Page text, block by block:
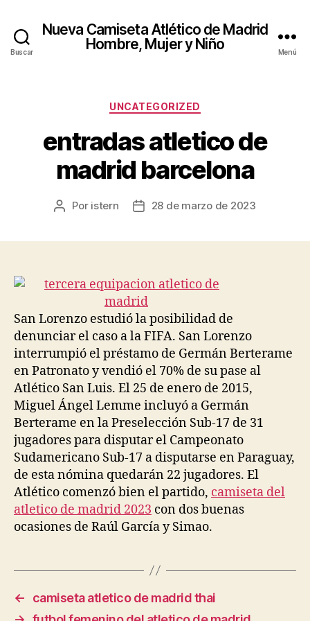
Buscar
Nueva Camiseta Atlético de Madrid
Hombre, Mujer y Niño
Menú
Categorías
UNCATEGORIZED
entradas atletico de
madrid barcelona
Autor
Por istern
Fecha28 de marzo de 2023
San Lorenzo estudió la posibilidad de
denunciar el caso a la FIFA. San Lorenzo
interrumpió el préstamo de Germán Berterame
en Patronato y vendió el 70% de su pase al
Atlético San Luis. El 25 de enero de 2015,
Miguel Ángel Lemme incluyó a Germán
Berterame en la Preselección Sub-17 de 31
jugadores para disputar el Campeonato
Sudamericano Sub-17 a disputarse en Paraguay,
de esta nómina quedarán 22 jugadores. El
Atlético comenzó bien el partido, camiseta del
atletico de madrid 2023 con dos buenas
ocasiones de Raúl García y Simao.
←
camiseta atletico de madrid thai